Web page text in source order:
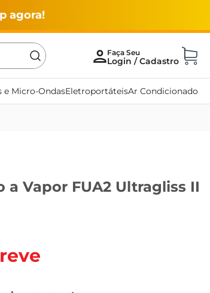
agora!
e Micro-OndasEletroportáteisAr Condicionado
a Vapor FUA2 Ultragliss II